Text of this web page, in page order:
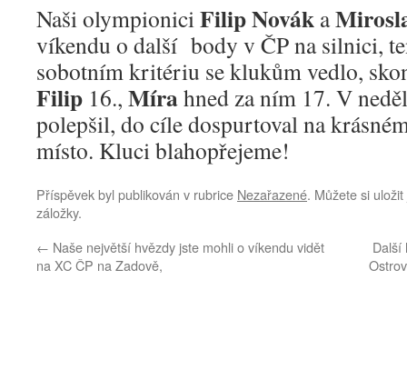
Naši olympioniciFilip Novák a
víkendu o další body v ČP na silnici,
sobotním kritériu se klukům vedlo,
Filip 16., Mírahned za ním 17. V
polepšil, do cíle dospurtoval na
místo. Kluci blahopřejeme!
Příspěvek byl publikován v rubrice Nezařazené. Můžete si
záložky.
← Naše největší hvězdy jste mohli o víkendu vidět
na XC ČP na Zadově,
Další